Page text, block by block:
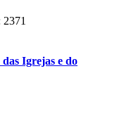
Igrejas e do